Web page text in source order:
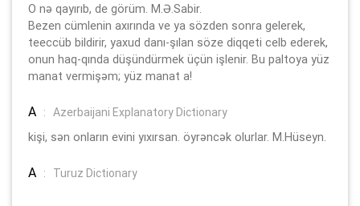
O nə qayırıb, de görüm. M.Ə.Sabir.
Bezen cümlenin axırında ve ya sözden sonra gelerek,
teeccüb bildirir, yaxud danı-şılan söze diqqeti celb ederek,
onun haq-qında düşündürmek üçün işlenir. Bu paltoya yüz
manat vermişəm; yüz manat a!
A : Azerbaijani Explanatory Dictionary
kişi, sən onların evini yıxırsan. öyrəncək olurlar. M.Hüseyn.
A : Turuz Dictionary